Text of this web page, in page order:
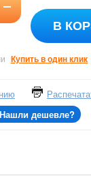
–
В
Купить в один клик
Нашли дешевле?